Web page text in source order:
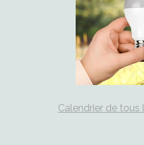
Calendrier de tous